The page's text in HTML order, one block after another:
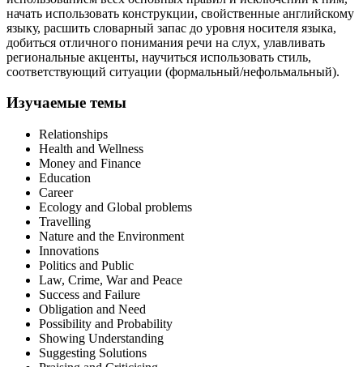
начать использовать конструкции, свойственные английскому
языку, расшить словарный запас до уровня носителя языка,
добиться отличного понимания речи на слух, улавливать
региональные акценты, научиться использовать стиль,
соответствующий ситуации (формальный/нефольмальный).
Изучаемые темы
Relationships
Health and Wellness
Money and Finance
Education
Career
Ecology and Global problems
Travelling
Nature and the Environment
Innovations
Politics and Public
Law, Crime, War and Peace
Success and Failure
Obligation and Need
Possibility and Probability
Showing Understanding
Suggesting Solutions